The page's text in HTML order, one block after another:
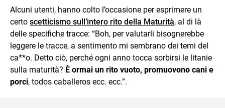
Alcuni utenti, hanno colto l’occasione per esprimere un
certo scetticismo sull’intero rito della Maturità, al di là
delle specifiche tracce: “Boh, per valutarli bisognerebbe
leggere le tracce, a sentimento mi sembrano dei temi del
ca**o. Detto ciò, perché ogni anno tocca sorbirsi le litanie
sulla maturità? È ormai un rito vuoto, promuovono cani e
porci, todos caballeros ecc. ecc.”.